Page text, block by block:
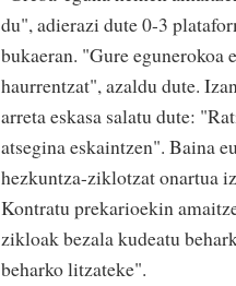
du", adierazi dute 0-3
bukaeran. "Gure egunerokoa
haurrentzat", azaldu dute.
arreta eskasa salatu dute:
atsegina eskaintzen". Baina
hezkuntza-ziklotzat onartua
Kontratu prekarioekin
zikloak bezala kudeatu
beharko litzateke".